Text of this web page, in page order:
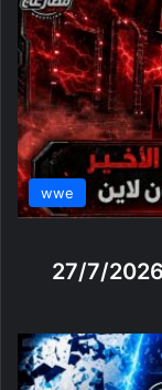
wwe
تم تحديث ترجمة عرض الرو الاخير 27/7/2026